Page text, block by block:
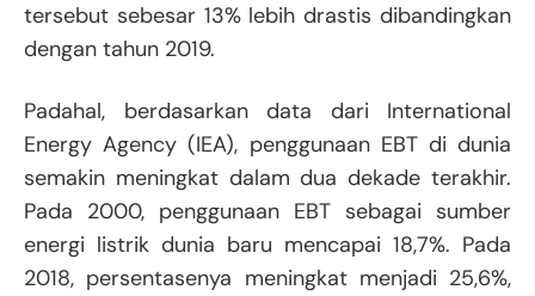
tersebut sebesar 13% lebih drastis dibandingkan
dengan tahun 2019.
Padahal, berdasarkan data dari International
Energy Agency (IEA), penggunaan EBT di dunia
semakin meningkat dalam dua dekade terakhir.
Pada 2000, penggunaan EBT sebagai sumber
energi listrik dunia baru mencapai 18,7%. Pada
2018, persentasenya meningkat menjadi 25,6%,